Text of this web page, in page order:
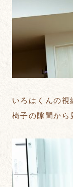
いろはくんの
椅子の隙間から